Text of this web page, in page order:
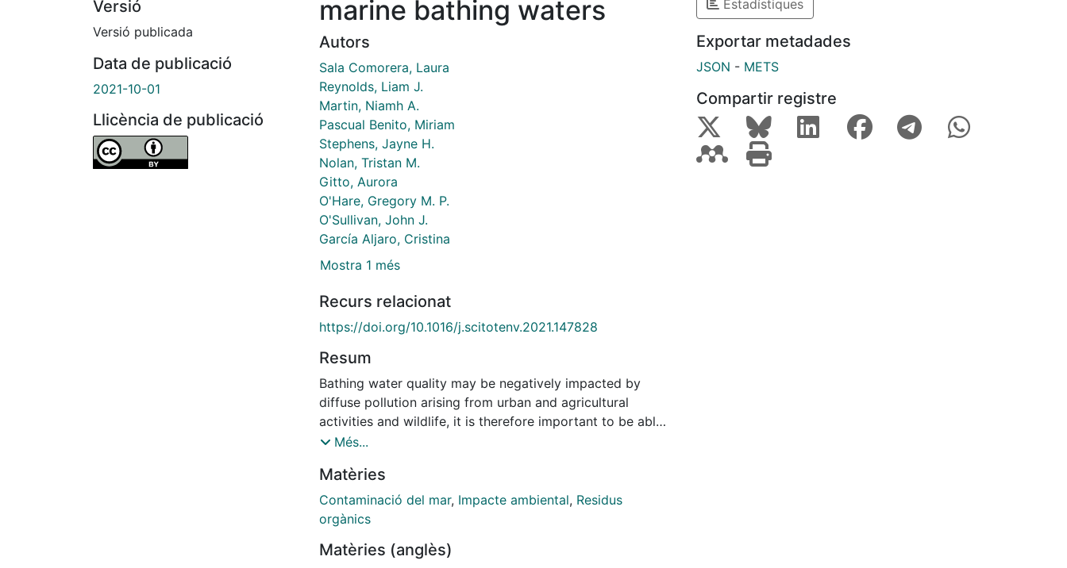
Versió
Versió publicada
Data de publicació
2021-10-01
Llicència de publicació
marine bathing waters
Autors
Sala Comorera, Laura
Reynolds, Liam J.
Martin, Niamh A.
Pascual Benito, Miriam
Stephens, Jayne H.
Nolan, Tristan M.
Gitto, Aurora
O'Hare, Gregory M. P.
O'Sullivan, John J.
García Aljaro, Cristina
Mostra 1 més
Recurs relacionat
https://doi.org/10.1016/j.scitotenv.2021.147828
Resum
Bathing water quality may be negatively impacted by
diffuse pollution arising from urban and agricultural
activities and wildlife, it is therefore important to be able
to differentiate between biological and geographical
described as a novel human-associated microbial source
tracking marker. This study aimed to evaluate the
performance of the crAssphage marker in designated
crAss_2 marker was evaluated using faecal samples from
Més...
Matèries
Contaminació del mar, Impacte ambiental, Residus
orgànics
Matèries (anglès)
Estadístiques
Exportar metadades
JSON - METS
Compartir registre